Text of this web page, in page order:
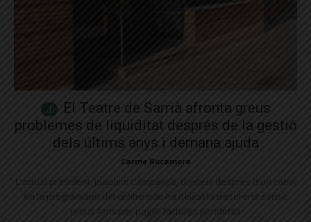
El Teatre de Sarrià afronta greus
problemes de liquiditat després de la gestió
dels últims anys i demana ajuda
Carme Rocamora
L'actual president, Joaquim Campanyà, dimiteix després d'un canvi
en la programació del centre que ha deixat la tresoreria sense
prous fons per pagar factures pendents